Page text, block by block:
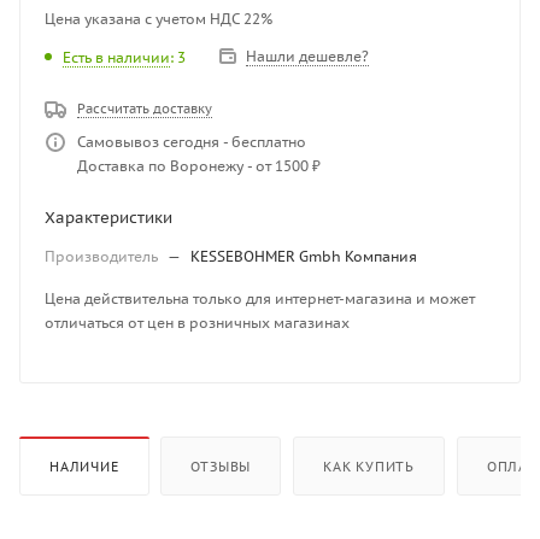
Цена указана с учетом НДС 22%
Есть в наличии: 3 Нашли дешевле?
Рассчитать доставку
Самовывоз сегодня - бесплатно
Доставка по Воронежу - от 1500 ₽
Характеристики
Производитель — KESSEBOHMER Gmbh Компания
Цена действительна только для интернет-магазина и может
отличаться от цен в розничных магазинах
НАЛИЧИЕ ОТЗЫВЫ КАК КУПИТЬ